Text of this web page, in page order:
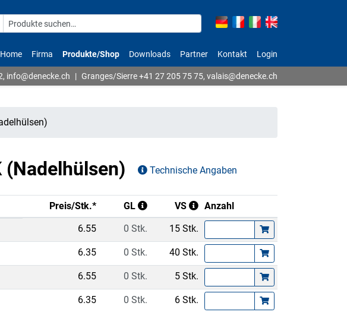
Home Firma Produkte/Shop Downloads Partner Kontakt Login
, info@denecke.ch | Granges/Sierre+41 27 205 75 75, valais@denecke.ch
Technische Angaben
Preis/Stk.* GL VS Anzahl
6.55 0 Stk. 15 Stk.
6.35 0 Stk. 40 Stk.
6.55 0 Stk. 5 Stk.
6.35 0 Stk. 6 Stk.